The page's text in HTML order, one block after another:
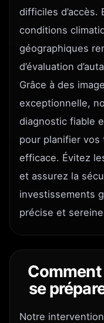
difficiles d’accès.
conditions
géographiques
d’évaluation
Grâce à des
exceptionnelle,
diagnostic fiable
pour planifier vos
efficace. Évitez
et assurez la
investissements
précise et
se
Notre